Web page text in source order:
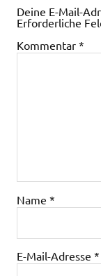
Deine E-Mail-
Erforderliche
Kommentar *
Name *
E-Mail-Adresse *